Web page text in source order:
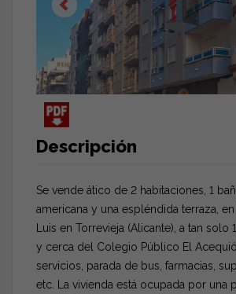
Descripción
Se vende ático de 2 habitaciones, 1
americana y una espléndida terraza,
Luis en Torrevieja (Alicante), a tan solo
y cerca del Colegio Público El
servicios, parada de bus, farmacias,
etc. La vivienda está ocupada por una